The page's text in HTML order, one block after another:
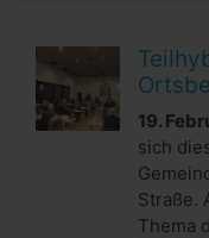
19.
sich
Straße.
Thema